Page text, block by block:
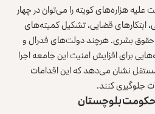
هزاره‌های کویته را می‌توان در چهار
ابتکارهای قضایی، تشکیل کمیته‌های
حقوق بشری. هرچند دولت‌های فدرال و
برای افزایش امنیت این جامعه اجرا
نشان می‌دهد که این اقدامات
جلوگیری کنند.
بلوچستان